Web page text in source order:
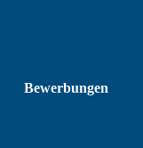
Bewerbungen